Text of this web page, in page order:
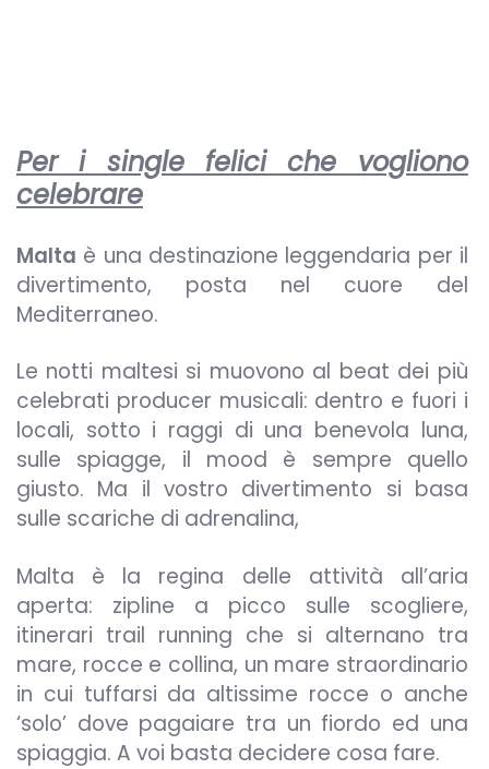
Per i single felici che vogliono
celebrare
Malta è una destinazione leggendaria per il
divertimento, posta nel cuore del
Mediterraneo.
Le notti maltesi si muovono al beat dei più
celebrati producer musicali: dentro e fuori i
locali, sotto i raggi di una benevola luna,
sulle spiagge, il mood è sempre quello
giusto. Ma il vostro divertimento si basa
sulle scariche di adrenalina,
Malta è la regina delle attività all’aria
aperta: zipline a picco sulle scogliere,
itinerari trail running che si alternano tra
mare, rocce e collina, un mare straordinario
in cui tuffarsi da altissime rocce o anche
‘solo’ dove pagaiare tra un fiordo ed una
spiaggia. A voi basta decidere cosa fare.